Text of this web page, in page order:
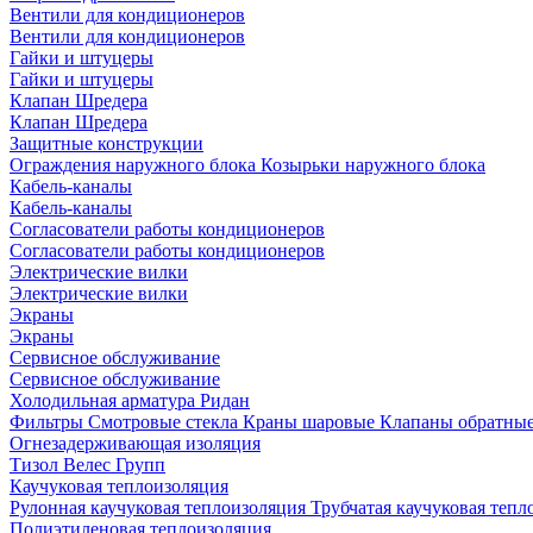
Вентили для кондиционеров
Вентили для кондиционеров
Гайки и штуцеры
Гайки и штуцеры
Клапан Шредера
Клапан Шредера
Защитные конструкции
Ограждения наружного блока Козырьки наружного блока
Кабель-каналы
Кабель-каналы
Согласователи работы кондиционеров
Согласователи работы кондиционеров
Электрические вилки
Электрические вилки
Экраны
Экраны
Сервисное обслуживание
Сервисное обслуживание
Холодильная арматура Ридан
Фильтры Смотровые стекла Краны шаровые Клапаны
Огнезадерживающая изоляция
Тизол Велес Групп
Каучуковая теплоизоляция
Рулонная каучуковая теплоизоляция Трубчатая каучуковая
Полиэтиленовая теплоизоляция